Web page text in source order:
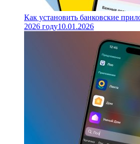
Как установить банковские
2026 году10.01.2026